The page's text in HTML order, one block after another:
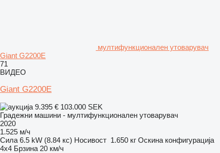
мултифункционален утоварувач
Giant G2200E
71
ВИДЕО
Giant G2200E
9.395 € 103.000 SEK
Градежни машини - мултифункционален утоварувач
2020
1.525 м/ч
Сила 6.5 kW (8.84 кс) Носивост 1.650 кг Оскина конфигурација
4x4 Брзина 20 км/ч